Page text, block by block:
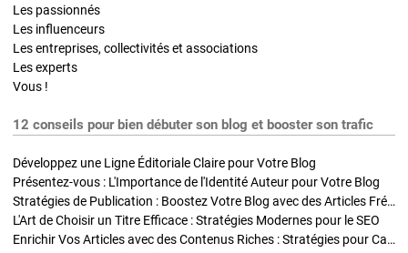
Les passionnés
Les influenceurs
Les entreprises, collectivités et associations
Les experts
Vous !
12 conseils pour bien débuter son blog et booster son trafic
Développez une Ligne Éditoriale Claire pour Votre Blog
Présentez-vous : L'Importance de l'Identité Auteur pour Votre Blog
Stratégies de Publication : Boostez Votre Blog avec des Articles Fréquents et Exclusifs
L'Art de Choisir un Titre Efficace : Stratégies Modernes pour le SEO
Enrichir Vos Articles avec des Contenus Riches : Stratégies pour Captiver et Optimiser